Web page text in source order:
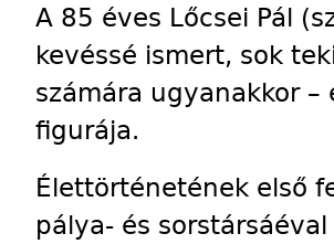
A 85 éves Lőcsei Pál
kevéssé ismert, sok
számára ugyanakkor
figurája.
Élettörténetének első
pálya- és